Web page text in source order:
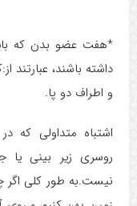
*هفت عضو بدن که
داشته باشند،
و اطراف دو پا.
اشتباه متداولی که
روسری زیر بینی
نیست.به طور کلی اگر